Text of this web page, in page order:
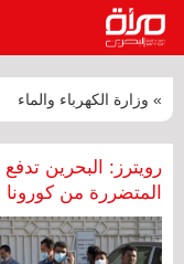
» وزارة الكهرباء والماء
المتضررة من كورونا